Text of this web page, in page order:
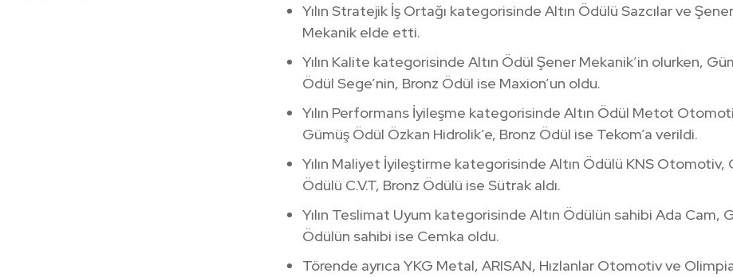
Yılın Stratejik İş Ortağı kategorisinde Altın Ödülü Sazcılar ve Şener
Mekanik elde etti.
Yılın Kalite kategorisinde Altın Ödül Şener Mekanik’in olurken,
Ödül Sege’nin, Bronz Ödül ise Maxion’un oldu.
Yılın Performans İyileşme kategorisinde Altın Ödül Metot
Gümüş Ödül Özkan Hidrolik’e, Bronz Ödül ise Tekom’a verildi.
Yılın Maliyet İyileştirme kategorisinde Altın Ödülü KNS Otomotiv,
Ödülü C.V.T, Bronz Ödülü ise Sütrak aldı.
Yılın Teslimat Uyum kategorisinde Altın Ödülün sahibi Ada Cam,
Ödülün sahibi ise Cemka oldu.
Törende ayrıca YKG Metal, ARISAN, Hızlanlar Otomotiv ve